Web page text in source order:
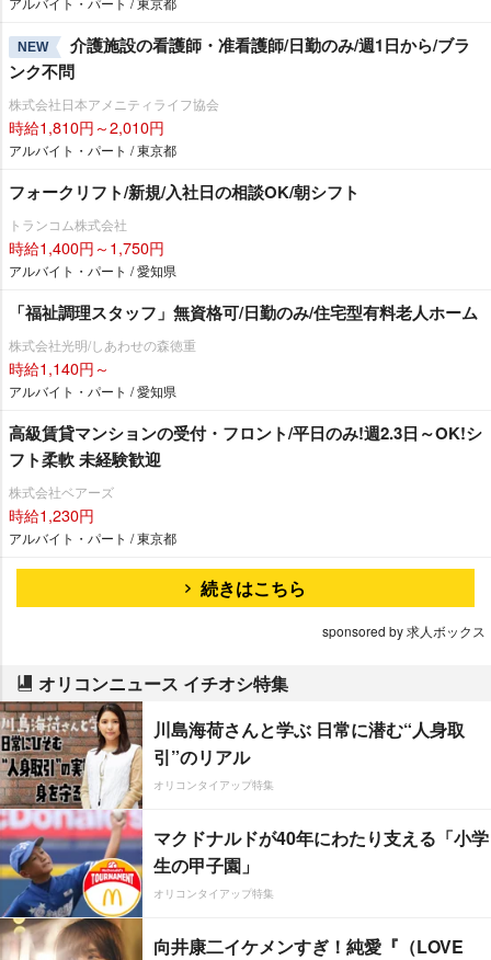
NEW
介護施設の看護師・准看護師/日勤のみ/週1日から/ブラ
ンク不問
株式会社日本アメニティライフ協会
時給1,810円～2,010円
アルバイト・パート / 東京都
フォークリフト/新規/入社日の相談OK/朝シフト
トランコム株式会社
時給1,400円～1,750円
アルバイト・パート / 愛知県
「福祉調理スタッフ」無資格可/日勤のみ/住宅型有料老人ホーム
株式会社光明/しあわせの森徳重
時給1,140円～
アルバイト・パート / 愛知県
高級賃貸マンションの受付・フロント/平日のみ!週2.3日～OK!シ
フト柔軟 未経験歓迎
株式会社ベアーズ
時給1,230円
アルバイト・パート / 東京都
続きはこちら
sponsored by 求人ボックス
オリコンニュース イチオシ特集
川島海荷さんと学ぶ 日常に潜む“人身取
引”のリアル
オリコンタイアップ特集
マクドナルドが40年にわたり支える「小学
生の甲子園」
オリコンタイアップ特集
向井康二イケメンすぎ！純愛『（LOVE